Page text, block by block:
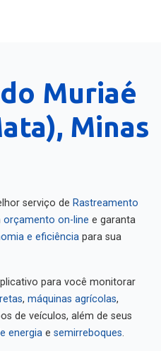
Muriaé
Minas
serviço de Rastreamento
orçamento on-line e garanta
e eficiência para sua
para você monitorar
, máquinas agrícolas,
de veículos, além de seus
energia e semirreboques.